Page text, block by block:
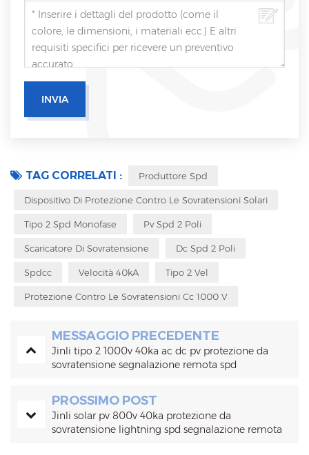
TAG CORRELATI : Produttore Spd
Dispositivo Di Protezione Contro Le Sovratensioni Solari
Tipo 2 Spd Monofase Pv Spd 2 Poli
Scaricatore Di Sovratensione Dc Spd 2 Poli
Spdcc Velocità 40kA Tipo 2 Vel
Protezione Contro Le Sovratensioni Cc 1000 V
MESSAGGIO PRECEDENTE
Jinli tipo 2 1000v 40ka ac dc pv protezione da
sovratensione segnalazione remota spd
PROSSIMO POST
Jinli solar pv 800v 40ka protezione da
sovratensione lightning spd segnalazione remota